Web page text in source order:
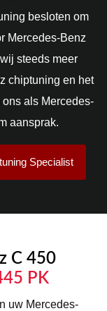
besloten om
Mercedes-Benz
steeds meer
chiptuning en het
als Mercedes-
aansprak.
Specialist
C 450
PK
uw Mercedes-